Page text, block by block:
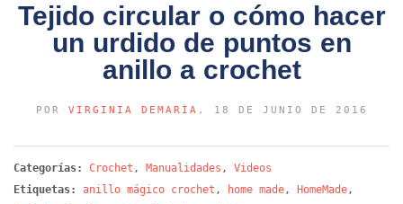
Tejido circular o cómo hacer
un urdido de puntos en
anillo a crochet
POR VIRGINIA DEMARÍA , 18 DE JUNIO DE 2016
Categorías: Crochet , Manualidades , Videos
Etiquetas:
anillo mágico crochet , home made, HomeMade,